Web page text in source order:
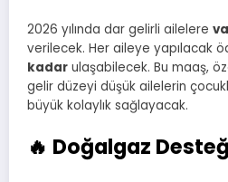
2026 yılında dar gelirli ailelere
verilecek. Her aileye yapılacak
kadar ulaşabilecek. Bu maaş,
gelir düzeyi düşük ailelerin
büyük kolaylık sağlayacak.
🔥 Doğalgaz